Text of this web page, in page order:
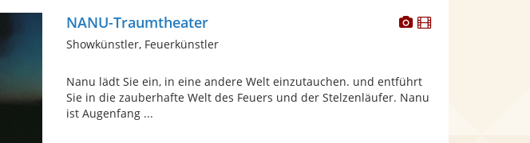
Dieser
bereit.
Dieser
NANU-Traumtheater
Showkünstler, Feuerkünstler
Nanu lädt Sie ein, in eine andere Welt einzutauchen. und entführt
Sie in die zauberhafte Welt des Feuers und der Stelzenläufer. Nanu
ist Augenfang ...